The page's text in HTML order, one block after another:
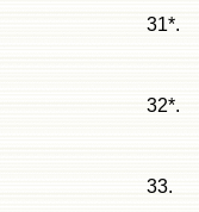
31*.
32*.
33.